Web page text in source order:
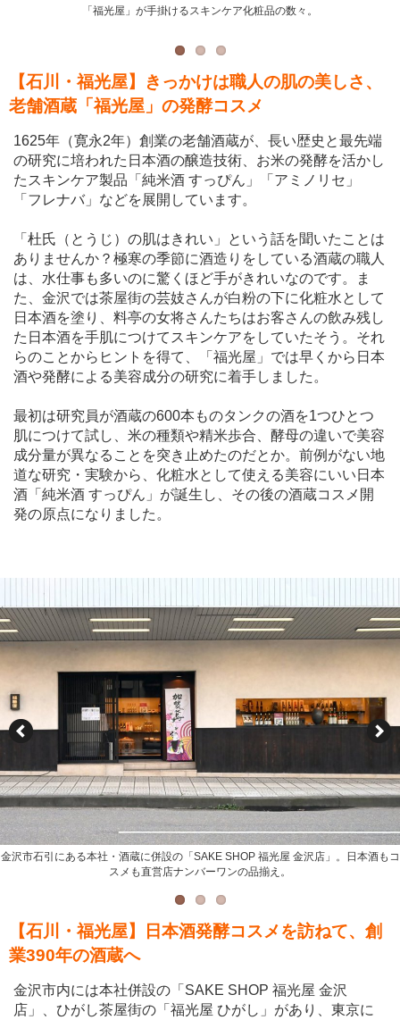
「福光屋」が手掛けるスキンケア化粧品の数々。
酒蔵の日本酒発酵コスメ開発のきっかけは、酒蔵の職人の手の美しさ。
2001年から、すべての日本酒を米と水だけで純米造りする「福光屋」では、化粧品
【石川・福光屋】きっかけは職人の肌の美しさ、
老舗酒蔵「福光屋」の発酵コスメ
1625年（寛永2年）創業の老舗酒蔵が、長い歴史と最先端
の研究に培われた日本酒の醸造技術、お米の発酵を活かし
たスキンケア製品「純米酒 すっぴん」「アミノリセ」
「フレナバ」などを展開しています。
「杜氏（とうじ）の肌はきれい」という話を聞いたことは
ありませんか？極寒の季節に酒造りをしている酒蔵の職人
は、水仕事も多いのに驚くほど手がきれいなのです。ま
た、金沢では茶屋街の芸妓さんが白粉の下に化粧水として
日本酒を塗り、料亭の女将さんたちはお客さんの飲み残し
た日本酒を手肌につけてスキンケアをしていたそう。それ
らのことからヒントを得て、「福光屋」では早くから日本
酒や発酵による美容成分の研究に着手しました。
最初は研究員が酒蔵の600本ものタンクの酒を1つひとつ
肌につけて試し、米の種類や精米歩合、酵母の違いで美容
成分量が異なることを突き止めたのだとか。前例がない地
道な研究・実験から、化粧水として使える美容にいい日本
酒「純米酒 すっぴん」が誕生し、その後の酒蔵コスメ開
発の原点になりました。
金沢市石引にある本社・酒蔵に併設の「SAKE SHOP 福光屋 金沢店」。日本酒もコ
スメも直営店ナンバーワンの品揃え。
コスメは店頭のテスターを使って着け心地や香りなどを試すことができる。
唎き酒体験コースに参加すると、テイスティングだけでなく、酒造りや発酵のこと
を知ることができる。
【石川・福光屋】日本酒発酵コスメを訪ねて、創
業390年の酒蔵へ
金沢市内には本社併設の「SAKE SHOP 福光屋 金沢
店」、ひがし茶屋街の「福光屋 ひがし」があり、東京に